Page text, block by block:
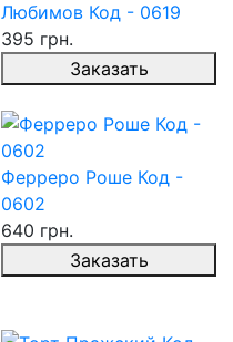
Любимов Код - 0619
395 грн.
Заказать
Ферреро Роше Код -
0602
640 грн.
Заказать